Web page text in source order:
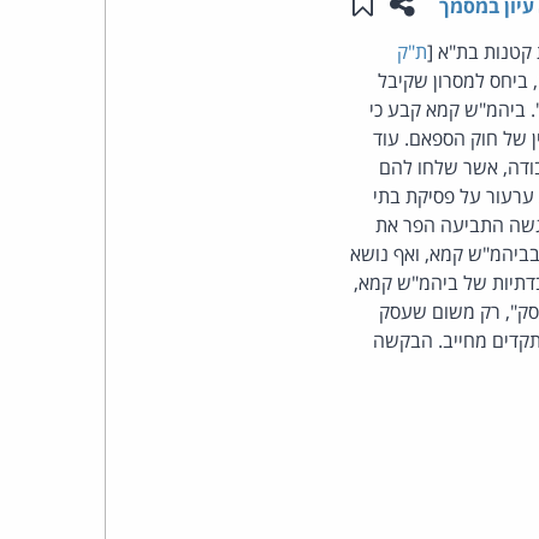
עיון במסמך
קטנות בת"א [ת"ק
]. התביעה הוגשה מכוח סעיף 30א לחוק התקשורת (בזק ושידורים), התשמ"ב-1982, ביחס למסרון שקיבל
ביהמ"ש קמא קבע כי
של חוק הספאם. עוד
אשר שלחו להם
על פסיקת בתי
התביעה הפר את
קמא, ואף נושא
של ביהמ"ש קמא,
רק משום שעסק
מחייב. הבקשה